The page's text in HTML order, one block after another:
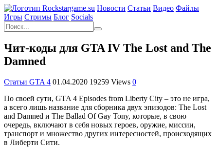
Новости Статьи Видео Файлы
Игры Cтримы Блог Socials
Чит-коды для GTA IV The Lost and The
Damned
Статьи GTA 4 01.04.2020 19259 Views 0
По своей сути, GTA 4 Episodes from Liberty City – это не игра,
а всего лишь название для сборника двух эпизодов: The Lost
and Damned и The Ballad Of Gay Tony, которые, в свою
очередь, включают в себя новых героев, оружие, миссии,
транспорт и множество других интересностей, происходящих
в Либерти Сити.